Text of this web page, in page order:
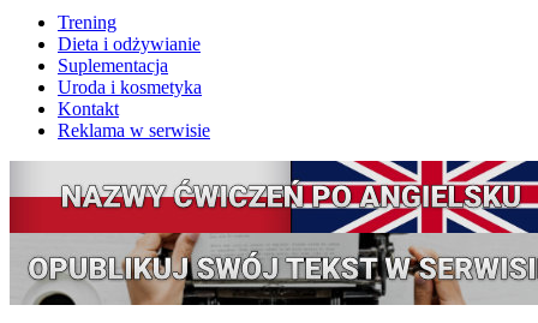
Trening
Dieta i odżywianie
Suplementacja
Uroda i kosmetyka
Kontakt
Reklama w serwisie